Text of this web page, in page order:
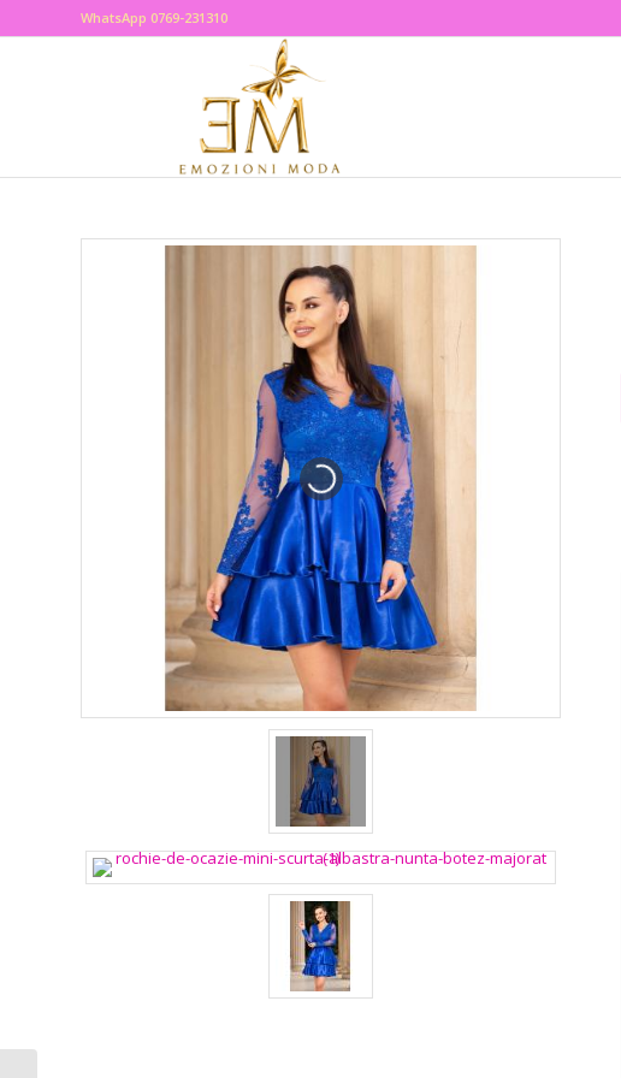
WhatsApp 0769-231310